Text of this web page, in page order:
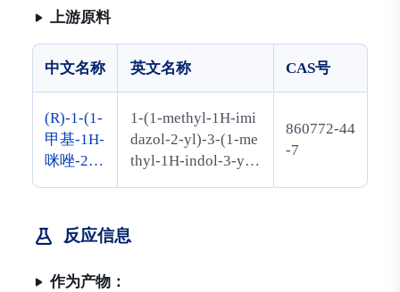
上游原料
中文名称 英文名称 CAS号
(R)-1-(1-
甲基-1H-
咪唑-2-
吲哚-3-
基)丁烷-
1-(1-methyl-1H-imi
dazol-2-yl)-3-(1-me
thyl-1H-indol-3-yl)
860772-44
-7
反应信息
作为产物：